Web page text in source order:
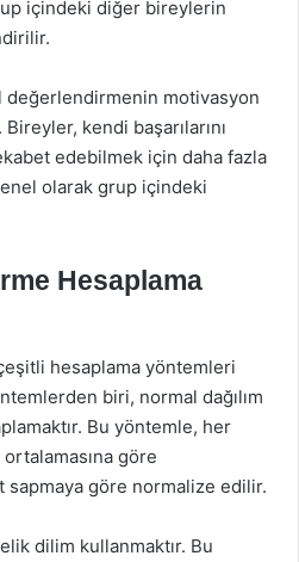
içindeki diğer bireylerin
değerlendirmenin motivasyon
Bireyler, kendi başarılarını
edebilmek için daha fazla
olarak grup içindeki
Hesaplama
hesaplama yöntemleri
biri, normal dağılım
Bu yöntemle, her
göre
göre normalize edilir.
dilim kullanmaktır. Bu